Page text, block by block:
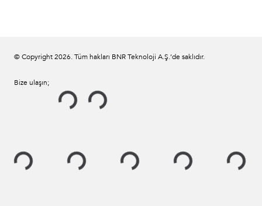
© Copyright2026. Tüm hakları BNR Teknoloji A.Ş.’de saklıdır.
Bize ulaşın;